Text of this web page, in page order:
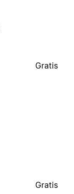
Gratis
Gratis